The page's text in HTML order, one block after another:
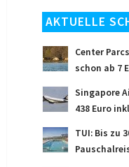
AKTUELLE
Center
schon ab 7
Singapore
438 Euro
TUI: Bis zu